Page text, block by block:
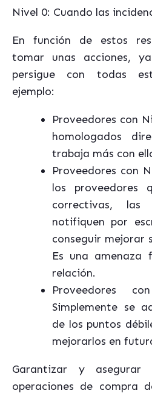
Nivel 0: Cuando las
En función de estos
tomar unas acciones,
persigue con todas
ejemplo:
Proveedores con
homologados
trabaja más con
Proveedores con
los proveedores
correctivas,
notifiquen por
conseguir mejorar
Es una amenaza
relación.
Proveedores
Simplemente se
de los puntos
mejorarlos en
Garantizar y
operaciones de compra